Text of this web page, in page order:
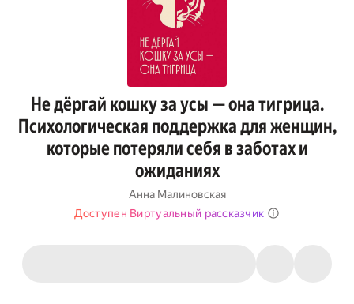
Не дёргай кошку за усы — она тигрица.
Психологическая поддержка для женщин,
которые потеряли себя в заботах и
ожиданиях
Анна Малиновская
Доступен Виртуальный рассказчик